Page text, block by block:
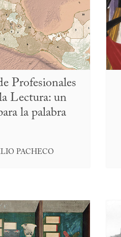
Profesionales
Lectura: un
la palabra
PACHECO